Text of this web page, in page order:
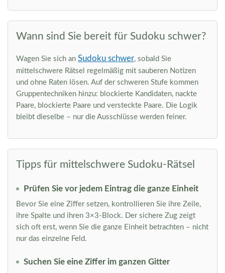
Wann sind Sie bereit für Sudoku schwer?
Wagen Sie sich an Sudoku schwer, sobald Sie
mittelschwere Rätsel regelmäßig mit sauberen Notizen
und ohne Raten lösen. Auf der schweren Stufe kommen
Gruppentechniken hinzu: blockierte Kandidaten, nackte
Paare, blockierte Paare und versteckte Paare. Die Logik
bleibt dieselbe – nur die Ausschlüsse werden feiner.
Tipps für mittelschwere Sudoku-Rätsel
Prüfen Sie vor jedem Eintrag die ganze Einheit
Bevor Sie eine Ziffer setzen, kontrollieren Sie ihre Zeile,
ihre Spalte und ihren 3×3-Block. Der sichere Zug zeigt
sich oft erst, wenn Sie die ganze Einheit betrachten – nicht
nur das einzelne Feld.
Suchen Sie eine Ziffer im ganzen Gitter